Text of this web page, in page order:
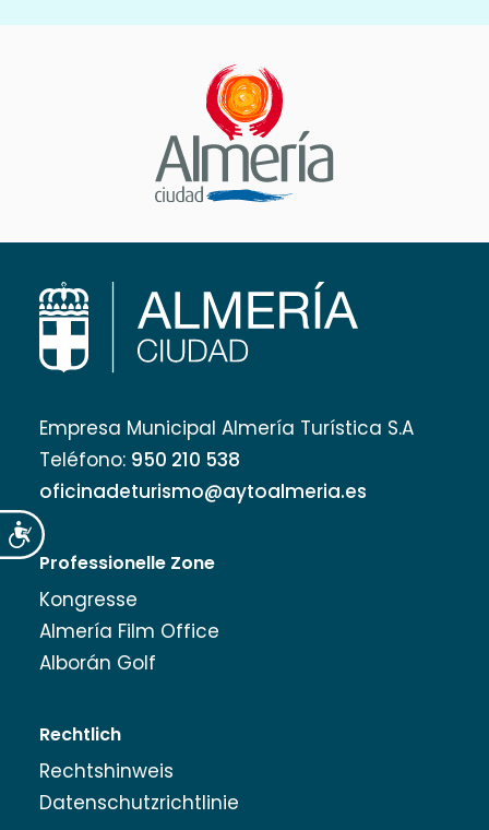
Accesibilidad
Empresa Municipal Almería Turística S.A
Teléfono: 950 210 538
oficinadeturismo@aytoalmeria.es
Professionelle Zone
Kongresse
Almería Film Office
Alborán Golf
Rechtlich
Rechtshinweis
Datenschutzrichtlinie